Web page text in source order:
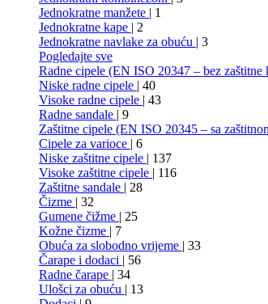
Jednokratne manžete | 1
Jednokratne kape | 2
Jednokratne navlake za obuću | 3
Pogledajte sve
Radne cipele (EN ISO 20347 – bez zaštitne
Niske radne cipele | 40
Visoke radne cipele | 43
Radne sandale | 9
Zaštitne cipele (EN ISO 20345 – sa
Cipele za varioce | 6
Niske zaštitne cipele | 137
Visoke zaštitne cipele | 116
Zaštitne sandale | 28
Čizme | 32
Gumene čižme | 25
Kožne čizme | 7
Obuća za slobodno vrijeme | 33
Čarape i dodaci | 56
Radne čarape | 34
Ulošci za obuću | 13